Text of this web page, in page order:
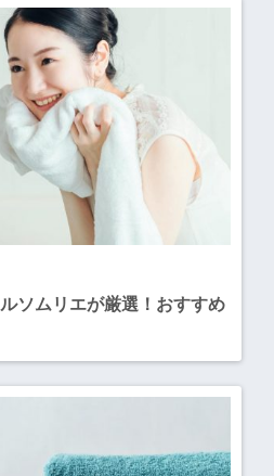
ソムリエが厳選！おすすめ